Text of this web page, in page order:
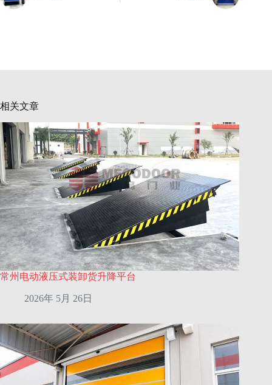
相关文章
常州电动液压式装卸货升降平台
2026年 5月 26日